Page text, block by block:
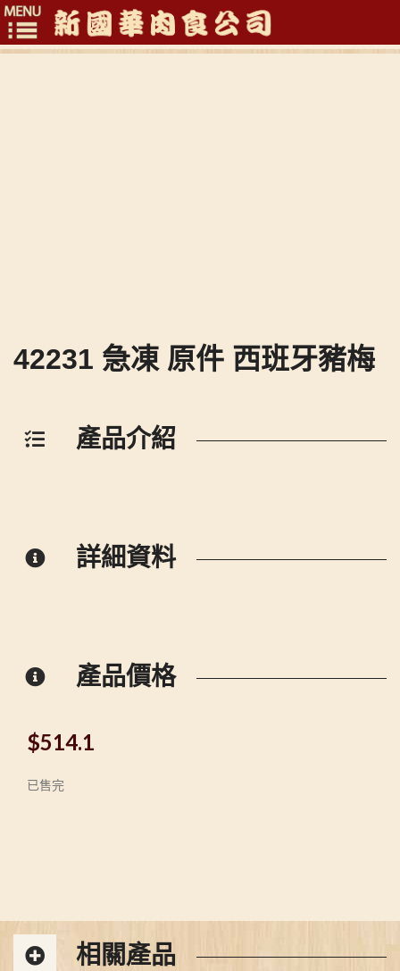
Toggle
42231 急凍 原件 西班牙豬梅
產品介紹
詳細資料
產品價格
$514.1
已售完
相關產品